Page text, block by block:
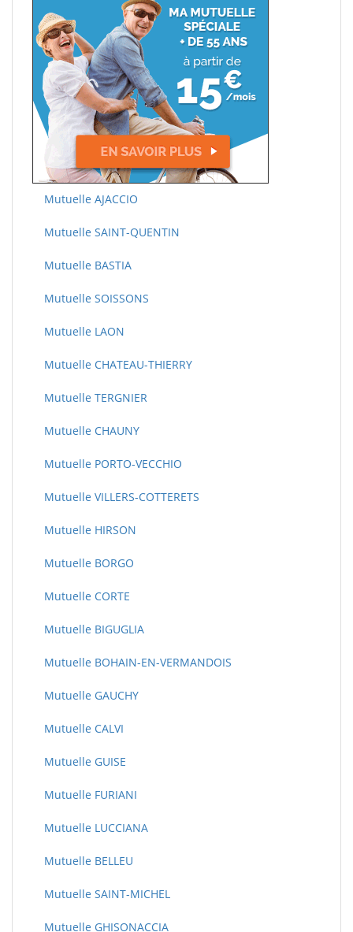
Mutuelle AJACCIO
Mutuelle SAINT-QUENTIN
Mutuelle BASTIA
Mutuelle SOISSONS
Mutuelle LAON
Mutuelle CHATEAU-THIERRY
Mutuelle TERGNIER
Mutuelle CHAUNY
Mutuelle PORTO-VECCHIO
Mutuelle VILLERS-COTTERETS
Mutuelle HIRSON
Mutuelle BORGO
Mutuelle CORTE
Mutuelle BIGUGLIA
Mutuelle BOHAIN-EN-VERMANDOIS
Mutuelle GAUCHY
Mutuelle CALVI
Mutuelle GUISE
Mutuelle FURIANI
Mutuelle LUCCIANA
Mutuelle BELLEU
Mutuelle SAINT-MICHEL
Mutuelle GHISONACCIA